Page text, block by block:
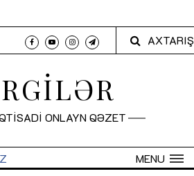
AXTARIŞ
ONLAYN QƏZET
MENU